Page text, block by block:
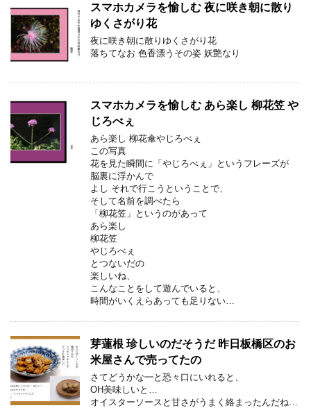
スマホカメラを愉しむ 夜に咲き朝に散り
ゆくさがり花
夜に咲き朝に散りゆくさがり花
落ちてなお 色香漂うその姿 妖艶なり
スマホカメラを愉しむ あら楽し 柳花笠 や
じろべぇ
あら楽し 柳花傘やじろべぇ
この写真
花を見た瞬間に「やじろべぇ」というフレーズが
脳裏に浮かんで
よし それで行こうということで、
そして名前を調べたら
「柳花笠」というのがあって
あら楽し
柳花笠
やじろべぇ
とつないだの
楽しいね、
こんなことをして遊んでいると、
時間がいくえらあっても足りない…
芽蓮根 珍しいのだそうだ 昨日板橋区のお
米屋さんで売ってたの
さてどうかな━と恐々口にいれると、
OH美味しいと…
オイスターソースと甘さがうまく絡まったんだね…